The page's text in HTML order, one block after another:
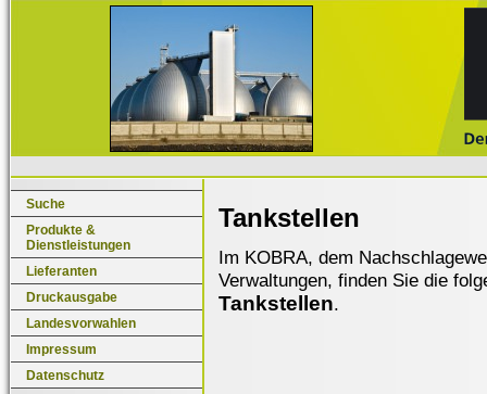
Suche
Produkte &
Dienstleistungen
Lieferanten
Druckausgabe
Landesvorwahlen
Impressum
Datenschutz
Tankstellen
Im KOBRA, dem
Verwaltungen, finden Sie die
Tankstellen.